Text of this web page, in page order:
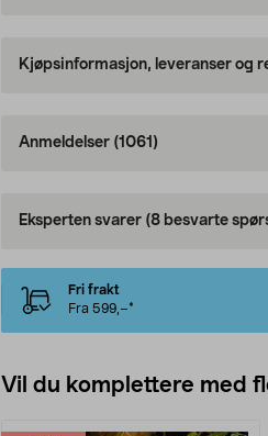
Kjøpsinformasjon, leveranser og
Anmeldelser (1061)
Eksperten svarer (8 besvarte
Fri frakt
Fra 599,–*
Vil du komplettere med